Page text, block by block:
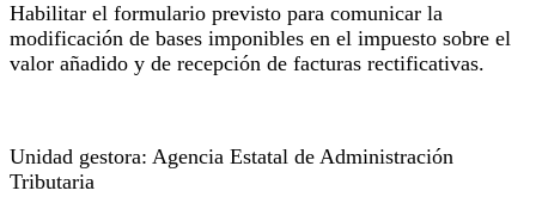
Habilitar el formulario previsto para comunicar la
modificación de bases imponibles en el impuesto sobre el
valor añadido y de recepción de facturas rectificativas.
Unidad gestora: Agencia Estatal de Administración
Tributaria